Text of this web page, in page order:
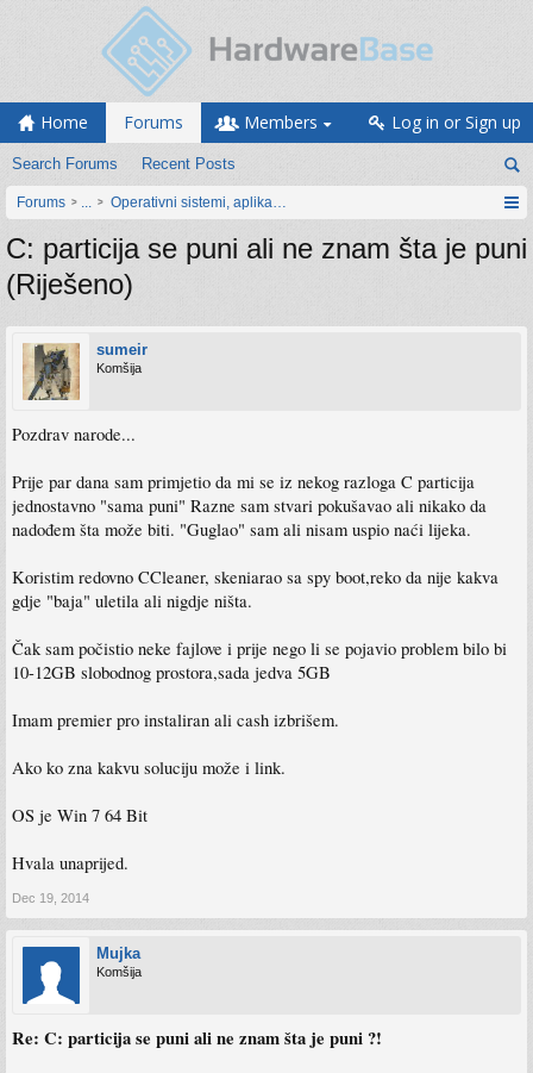
Home Forums
Search Forums Recent Posts
Members Log in or Sign up
Forums ... Operativni sistemi, aplikacije i programiranje
C: particija se puni ali ne znam šta je puni
(Riješeno)
sumeir
Komšija
Pozdrav narode...
Prije par dana sam primjetio da mi se iz nekog razloga C particija
jednostavno "sama puni" Razne sam stvari pokušavao ali nikako da
nadođem šta može biti. "Guglao" sam ali nisam uspio naći lijeka.
Koristim redovno CCleaner, skeniarao sa spy boot,reko da nije kakva
gdje "baja" uletila ali nigdje ništa.
Čak sam počistio neke fajlove i prije nego li se pojavio problem bilo bi
10-12GB slobodnog prostora,sada jedva 5GB
Imam premier pro instaliran ali cash izbrišem.
Ako ko zna kakvu soluciju može i link.
OS je Win 7 64 Bit
Hvala unaprijed.
Dec 19, 2014
Mujka
Komšija
Re: C: particija se puni ali ne znam šta je puni ?!